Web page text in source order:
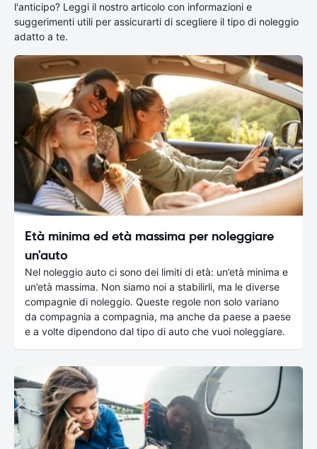
l'anticipo? Leggi il nostro articolo con informazioni e
suggerimenti utili per assicurarti di scegliere il tipo di noleggio
adatto a te.
Età minima ed età massima per noleggiare
un'auto
Nel noleggio auto ci sono dei limiti di età: un’età minima e
un’età massima. Non siamo noi a stabilirli, ma le diverse
compagnie di noleggio. Queste regole non solo variano
da compagnia a compagnia, ma anche da paese a paese
e a volte dipendono dal tipo di auto che vuoi noleggiare.